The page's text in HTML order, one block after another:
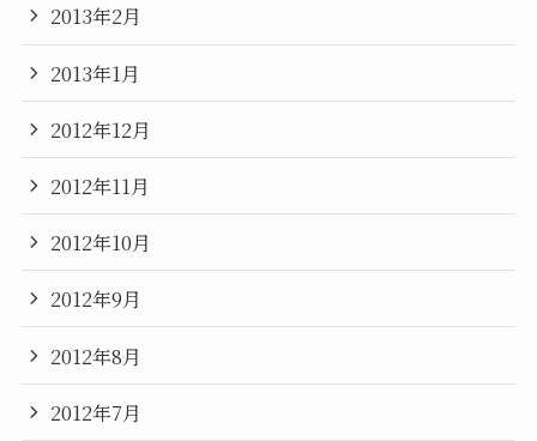
2013年2月
2013年1月
2012年12月
2012年11月
2012年10月
2012年9月
2012年8月
2012年7月